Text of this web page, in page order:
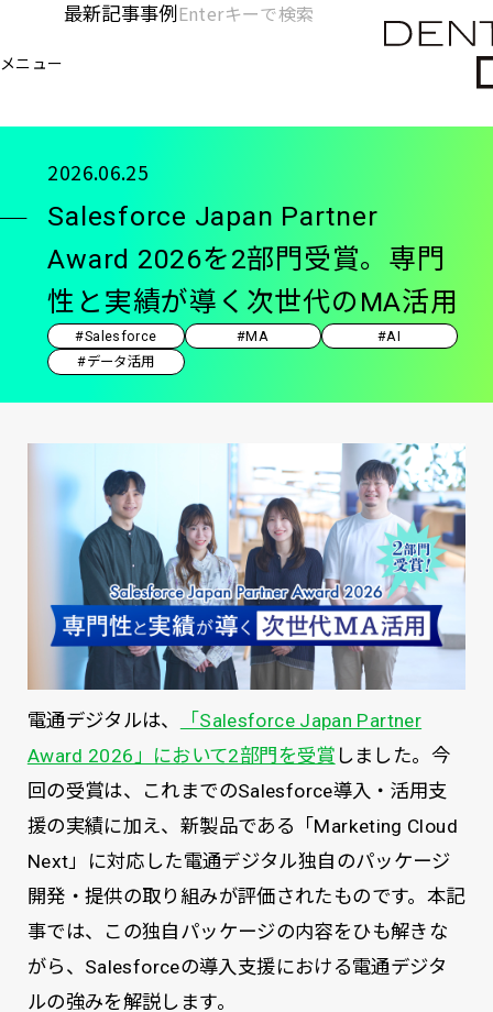
ン
ン
ツ
メニュー
[KC]
-
メ
イ
ン
最新記事事例
検
索
Salesforce Japan Partner
Award 2026を2部門受賞。専門
性と実績が導く次世代のMA活用
2026.06.25
#Salesforce #MA
#AI
#データ活用
電通デジタルは、
「Salesforce Japan Partner
Award 2026」において2部門を受賞 しました。今
回の受賞は、これまでのSalesforce導入・活用支
援の実績に加え、新製品である「Marketing Cloud
Next」に対応した電通デジタル独自のパッケージ
開発・提供の取り組みが評価されたものです。本記
事では、この独自パッケージの内容をひも解きな
がら、Salesforceの導入支援における電通デジタ
ルの強みを解説します。